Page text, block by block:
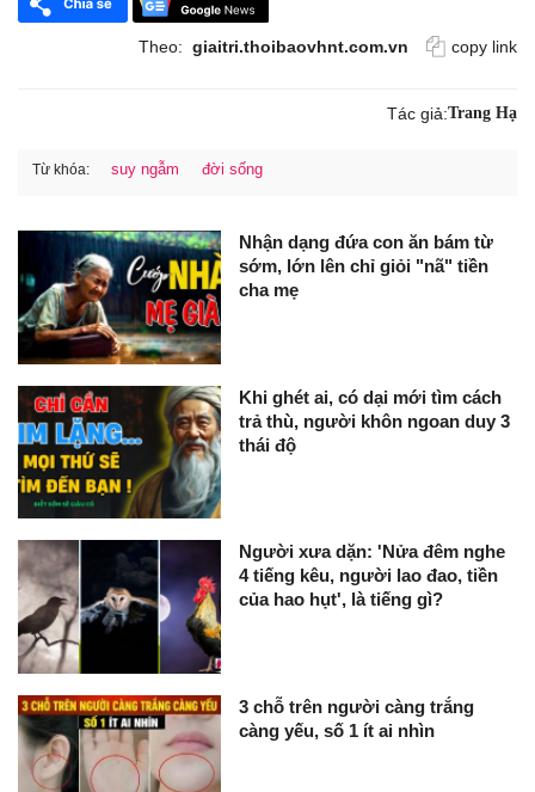
Theo: giaitri.thoibaovhnt.com.vn copy link
Tác giả:Trang Hạ
Từ khóa: suy ngẫm đời sống
Nhận dạng đứa con ăn bám từ
sớm, lớn lên chỉ giỏi "nã" tiền
cha mẹ
Khi ghét ai, có dại mới tìm cách
trả thù, người khôn ngoan duy 3
thái độ
Người xưa dặn: 'Nửa đêm nghe
4 tiếng kêu, người lao đao, tiền
của hao hụt', là tiếng gì?
3 chỗ trên người càng trắng
càng yếu, số 1 ít ai nhìn